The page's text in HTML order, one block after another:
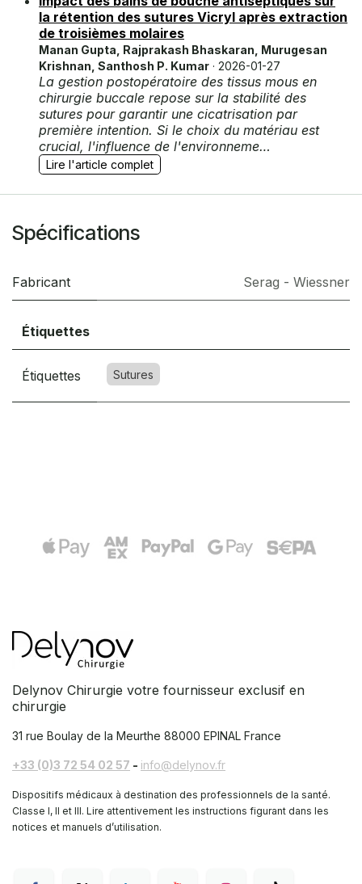
la rétention des sutures Vicryl après extraction
de troisièmes molaires
Manan Gupta, Rajprakash Bhaskaran, Murugesan
Krishnan, Santhosh P. Kumar · 2026-01-27
La gestion postopératoire des tissus mous en
chirurgie buccale repose sur la stabilité des
sutures pour garantir une cicatrisation par
première intention. Si le choix du matériau est
crucial, l'influence de l'environneme…
Lire l'article complet
Spécifications
Fabricant Serag - Wiessner
Étiquettes
Étiquettes Sutures
Delynov Chirurgie votre fournisseur exclusif en
chirurgie
31 rue Boulay de la Meurthe 88000 EPINAL France
+33 (0)3 72 54 02 57 - info@delynov.fr
Dispositifs médicaux à destination des professionnels de la santé.
Classe I, II et III. Lire attentivement les instructions figurant dans les
notices et manuels d’utilisation.